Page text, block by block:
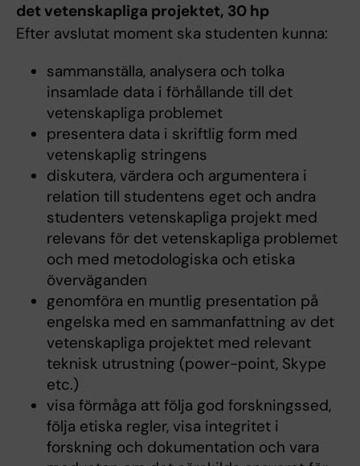
det vetenskapliga projektet, 30 hp
Efter avslutat moment ska studenten kunna:
sammanställa, analysera och tolka
insamlade data i förhållande till det
vetenskapliga problemet
presentera data i skriftlig form med
vetenskaplig stringens
diskutera, värdera och argumentera i
relation till studentens eget och andra
studenters vetenskapliga projekt med
relevans för det vetenskapliga problemet
och med metodologiska och etiska
överväganden
genomföra en muntlig presentation på
engelska med en sammanfattning av det
vetenskapliga projektet med relevant
teknisk utrustning (power-point, Skype
etc.)
visa förmåga att följa god forskningssed,
följa etiska regler, visa integritet i
forskning och dokumentation och vara